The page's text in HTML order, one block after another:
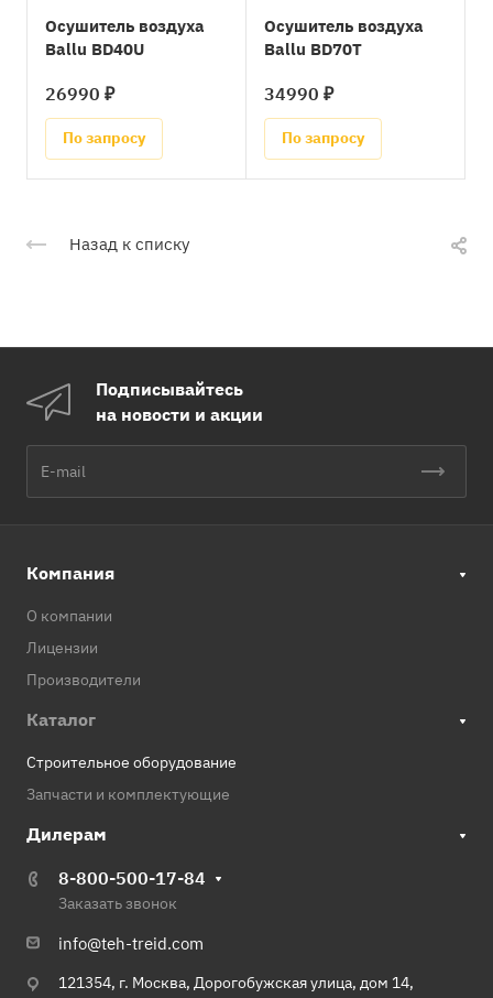
Осушитель воздуха
Ballu BD40U
26990 ₽
По запросу
Осушитель воздуха
Ballu BD70T
34990 ₽
По запросу
Назад к списку
Подписывайтесь
на новости и акции
Компания
О компании
Лицензии
Производители
Каталог
Строительное оборудование
Запчасти и комплектующие
Дилерам
8-800-500-17-84
Заказать звонок
info@teh-treid.com
121354, г. Москва, Дорогобужская улица, дом 14,